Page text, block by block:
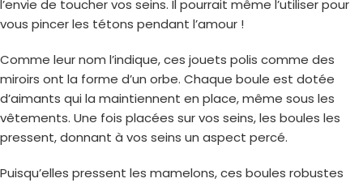
l’envie de toucher vos seins. Il pourrait même l’utiliser pour
vous pincer les tétons pendant l’amour !
Comme leur nom l’indique, ces jouets polis comme des
miroirs ont la forme d’un orbe. Chaque boule est dotée
d’aimants qui la maintiennent en place, même sous les
vêtements. Une fois placées sur vos seins, les boules les
pressent, donnant à vos seins un aspect percé.
Puisqu’elles pressent les mamelons, ces boules robustes